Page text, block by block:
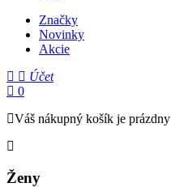
Značky
Novinky
Akcie
Účet
0
Váš nákupný košík je prázdny
Ženy